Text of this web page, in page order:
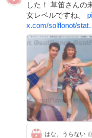
した！ 草笛さんの
女レベルですね。
x.com/solflonot/
はな、うらない